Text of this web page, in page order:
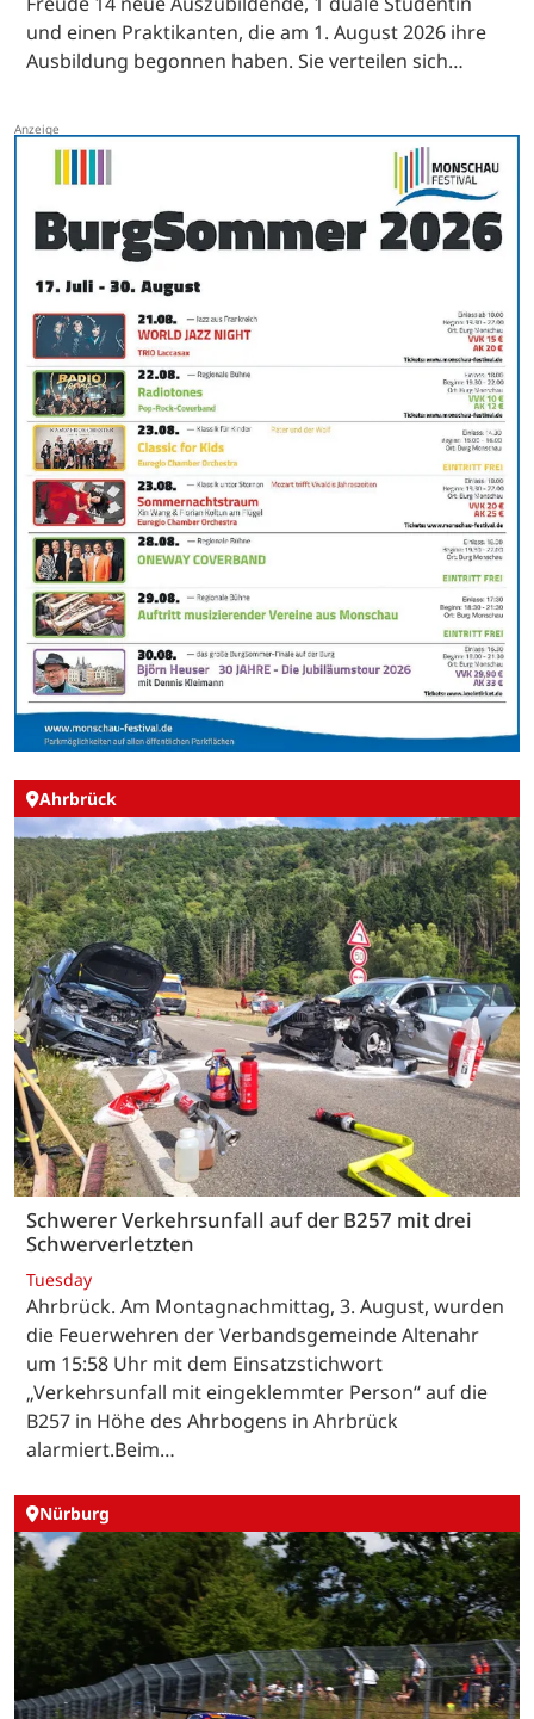
und einen Praktikanten, die am 1. August 2026 ihre
Ausbildung begonnen haben. Sie verteilen sich…
Ahrbrück
Schwerer Verkehrsunfall auf der B257 mit drei
Schwerverletzten
Tuesday
Ahrbrück. Am Montagnachmittag, 3. August, wurden
die Feuerwehren der Verbandsgemeinde Altenahr
um 15:58 Uhr mit dem Einsatzstichwort
„Verkehrsunfall mit eingeklemmter Person“ auf die
B257 in Höhe des Ahrbogens in Ahrbrück
alarmiert.Beim…
Nürburg